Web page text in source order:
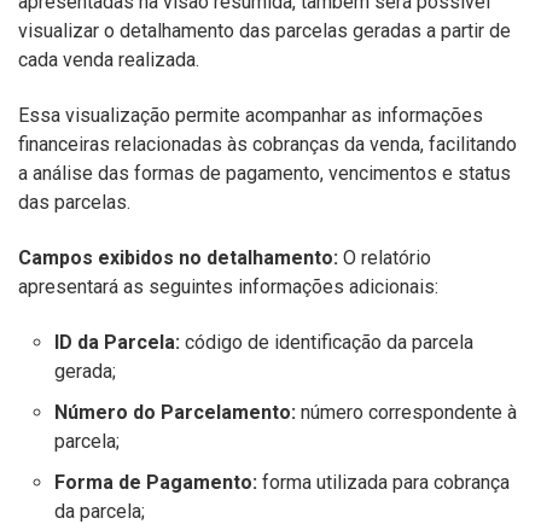
visualizar o detalhamento das parcelas geradas a partir de
cada venda realizada.
Essa visualização permite acompanhar as informações
financeiras relacionadas às cobranças da venda, facilitando
a análise das formas de pagamento, vencimentos e status
das parcelas.
Campos exibidos no detalhamento: O relatório
apresentará as seguintes informações adicionais:
ID da Parcela: código de identificação da parcela
gerada;
Número do Parcelamento: número correspondente à
parcela;
Forma de Pagamento: forma utilizada para cobrança
da parcela;